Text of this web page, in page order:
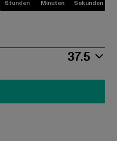
Stunden Minuten Sekunden
37.5